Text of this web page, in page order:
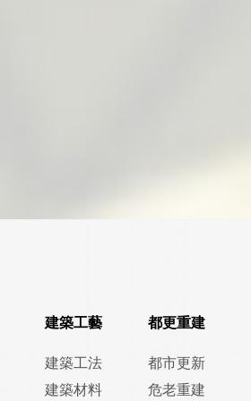
建築工藝
建築工法
建築材料
都更重建
都市更新
危老重建